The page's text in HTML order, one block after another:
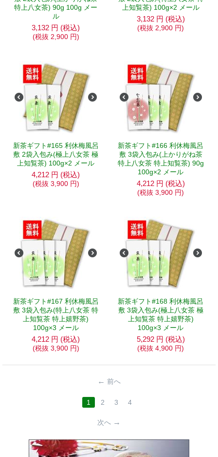
特上八女茶) 90g 100g メー
ル
3,132 円 (税込)
(税抜 2,900 円)
上知覧茶) 100g×2 メール
3,132 円 (税込)
(税抜 2,900 円)
新茶ギフト#165 利休梅風呂
敷 2袋入包み(極上八女茶 極
上知覧茶) 100g×2 メール
4,212 円 (税込)
(税抜 3,900 円)
新茶ギフト#166 利休梅風呂
敷 3袋入包み(上かりがね茶
特上八女茶 特上知覧茶) 90g
100g×2 メール
4,212 円 (税込)
(税抜 3,900 円)
新茶ギフト#167 利休梅風呂
敷 3袋入包み(特上八女茶 特
上知覧茶 特上嬉野茶)
100g×3 メール
4,212 円 (税込)
(税抜 3,900 円)
新茶ギフト#168 利休梅風呂
敷 3袋入包み(極上八女茶 極
上知覧茶 特上嬉野茶)
100g×3 メール
5,292 円 (税込)
(税抜 4,900 円)
前へ
1 2 3 4
次へ